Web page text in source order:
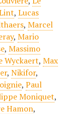
, Lucas
, Marcel
, Mario
, Massimo
Wyckaert, Max
, Nikifor,
, Paul
Moniquet,
Hamon,